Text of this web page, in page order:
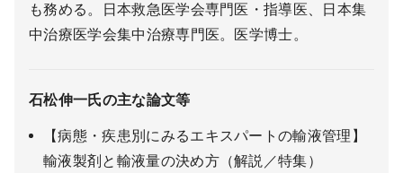
も務める。日本救急医学会専門医・指導医、日本集
中治療医学会集中治療専門医。医学博士。
石松伸一氏の主な論文等
【病態・疾患別にみるエキスパートの輸液管理】
輸液製剤と輸液量の決め方（解説／特集）